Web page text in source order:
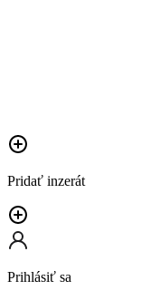
Pridať inzerát
Prihlásiť sa